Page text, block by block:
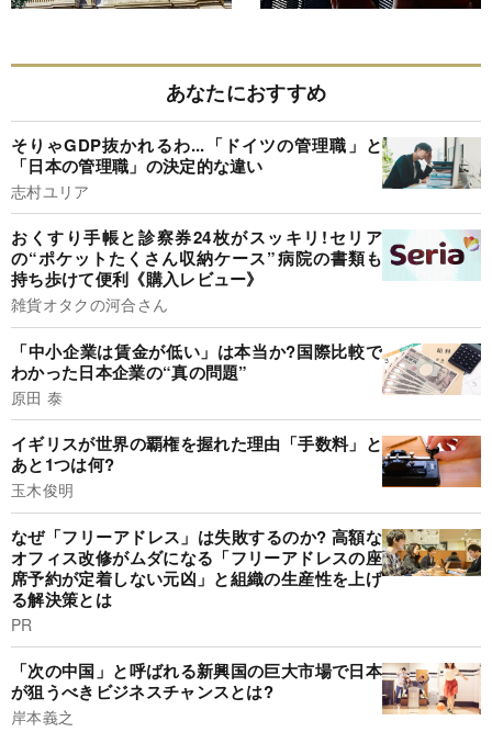
あなたにおすすめ
そりゃGDP抜かれるわ...「ドイツの管理職」と
「日本の管理職」の決定的な違い
志村ユリア
おくすり手帳と診察券24枚がスッキリ!セリア
の“ポケットたくさん収納ケース”病院の書類も
持ち歩けて便利《購入レビュー》
雑貨オタクの河合さん
「中小企業は賃金が低い」は本当か?国際比較で
わかった日本企業の“真の問題”
原田 泰
イギリスが世界の覇権を握れた理由「手数料」と
あと1つは何?
玉木俊明
なぜ「フリーアドレス」は失敗するのか? 高額な
オフィス改修がムダになる「フリーアドレスの座
席予約が定着しない元凶」と組織の生産性を上げ
る解決策とは
PR
「次の中国」と呼ばれる新興国の巨大市場で日本
が狙うべきビジネスチャンスとは?
岸本義之